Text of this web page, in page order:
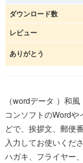
ダウンロード数
レビュー
ありがとう
（wordデータ ）和
コンソフトのWord
どで、挨拶文、郵便
入力してお使いくだ
ハガキ、フライヤー